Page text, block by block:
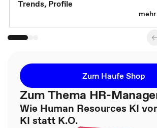
Trends, Profile
mehr
Zum Haufe Shop
Zum Thema HR-
Wie Human Resources KI
KI statt K.O.